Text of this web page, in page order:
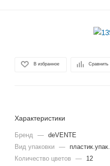
В избранное Сравнить
Характеристики
Бренд — deVENTE
Вид упаковки —
пластик.упак.
Количество цветов
—
12